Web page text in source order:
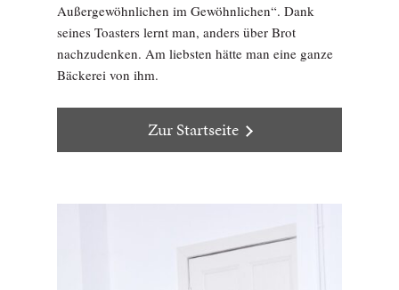
Außergewöhnlichen im Gewöhnlichen“. Dank
seines Toasters lernt man, anders über Brot
nachzudenken. Am liebsten hätte man eine ganze
Bäckerei von ihm.
Zur Startseite